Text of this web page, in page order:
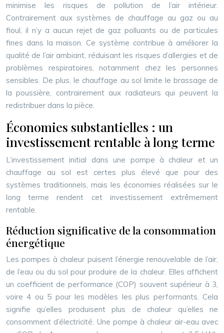
minimise les risques de pollution de l’air intérieur.
Contrairement aux systèmes de chauffage au gaz ou au
fioul, il n’y a aucun rejet de gaz polluants ou de particules
fines dans la maison. Ce système contribue à améliorer la
qualité de l’air ambiant, réduisant les risques d’allergies et de
problèmes respiratoires, notamment chez les personnes
sensibles. De plus, le chauffage au sol limite le brassage de
la poussière, contrairement aux radiateurs qui peuvent la
redistribuer dans la pièce.
Économies substantielles : un
investissement rentable à long terme
L’investissement initial dans une pompe à chaleur et un
chauffage au sol est certes plus élevé que pour des
systèmes traditionnels, mais les économies réalisées sur le
long terme rendent cet investissement extrêmement
rentable.
Réduction significative de la consommation
énergétique
Les pompes à chaleur puisent l’énergie renouvelable de l’air,
de l’eau ou du sol pour produire de la chaleur. Elles affichent
un coefficient de performance (COP) souvent supérieur à 3,
voire 4 ou 5 pour les modèles les plus performants. Cela
signifie qu’elles produisent plus de chaleur qu’elles ne
consomment d’électricité. Une pompe à chaleur air-eau avec